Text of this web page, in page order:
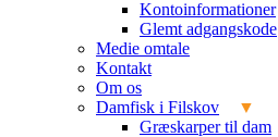
Kontoinformationer
Glemt adgangskode
Medie omtale
Kontakt
Om os
Damfisk i Filskov
Græskarper til dam